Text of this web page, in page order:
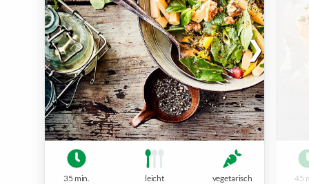
35 min. leicht vegetarisch 45